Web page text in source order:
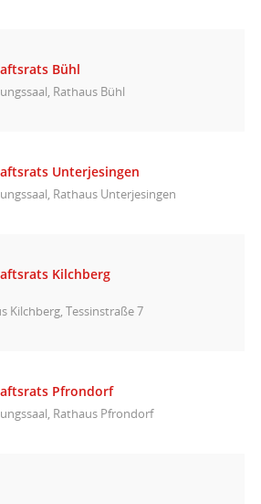
Bühl
Rathaus Bühl
Unterjesingen
Rathaus Unterjesingen
Kilchberg
Kilchberg, Tessinstraße 7
Pfrondorf
Rathaus Pfrondorf